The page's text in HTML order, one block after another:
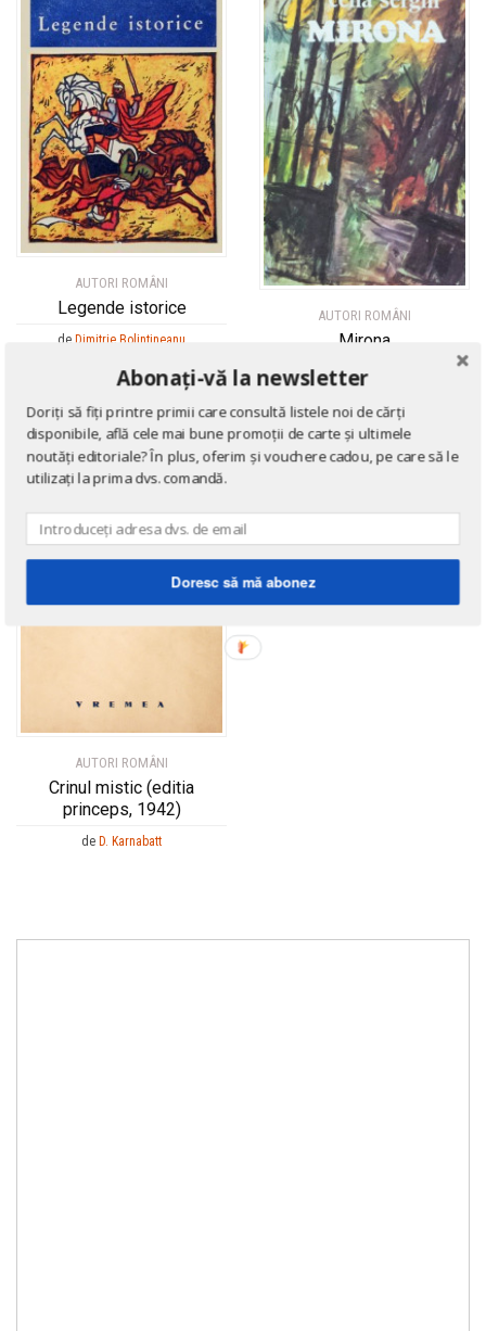
AUTORI ROMÂNI
Legende istorice
de Dimitrie Bolintineanu
AUTORI ROMÂNI
Mirona
deCella Serghi
AUTORI ROMÂNI
Crinul mistic (editia
princeps, 1942)
de D. Karnabatt
Abonați-vă la newsletter
Doriți să fiți printre primii care consultă listele noi de cărți
disponibile, află cele mai bune promoții de carte și ultimele
noutăți editoriale? În plus, oferim și vouchere cadou, pe care să le
utilizați la prima dvs. comandă.
Doresc să mă abonez